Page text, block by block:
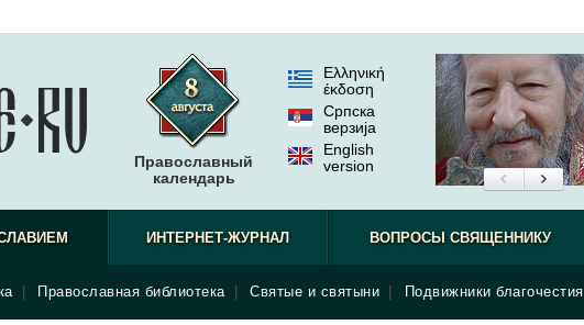
Православный
календарь
Ελληνική
έκδοση
Српска
верзиjа
English
version
Православная библиотека Святые и святыни Подвижники благочестия
ИНТЕРНЕТ-ЖУРНАЛ ВОПРОСЫ СВЯЩЕННИКУ